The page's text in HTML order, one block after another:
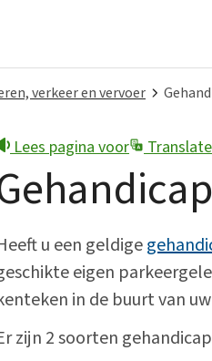
verkeer en vervoer
Lees pagina voor Translate
u een geldige
eigen
in de buurt van
zijn 2 soorten